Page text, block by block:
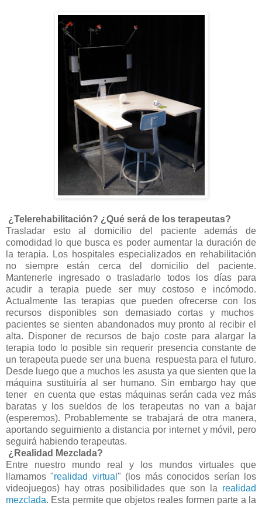
¿Telerehabilitación? ¿Qué será de los terapeutas?
Trasladar esto al domicilio del paciente además de
comodidad lo que busca es poder aumentar la duración de
la terapia. Los hospitales especializados en rehabilitación
no siempre están cerca del domicilio del paciente.
Mantenerle ingresado o trasladarlo todos los días para
acudir a terapia puede ser muy costoso e incómodo.
Actualmente las terapias que pueden ofrecerse con los
recursos disponibles son demasiado cortas y muchos
pacientes se sienten abandonados muy pronto al recibir el
alta. Disponer de recursos de bajo coste para alargar la
terapia todo lo posible sin requerir presencia constante de
un terapeuta puede ser una buena respuesta para el futuro.
Desde luego que a muchos les asusta ya que sienten que la
máquina sustituiría al ser humano. Sin embargo hay que
tener en cuenta que estas máquinas serán cada vez más
baratas y los sueldos de los terapeutas no van a bajar
(esperemos). Probablemente se trabajará de otra manera,
aportando seguimiento a distancia por internet y móvil, pero
seguirá habiendo terapeutas.
¿Realidad Mezclada?
Entre nuestro mundo real y los mundos virtuales que
llamamos "realidad virtual " (los más conocidos serían los
videojuegos) hay otras posibilidades que son la realidad
mezclada. Esta permite que objetos reales formen parte a la